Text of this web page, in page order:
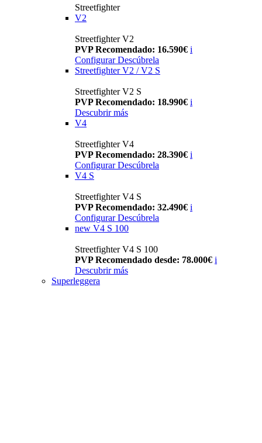
Streetfighter
V2
Streetfighter V2
PVP Recomendado: 16.590€ i
Configurar Descúbrela
Streetfighter V2 / V2 S
Streetfighter V2 S
PVP Recomendado: 18.990€ i
Descubrir más
V4
Streetfighter V4
PVP Recomendado: 28.390€ i
Configurar Descúbrela
V4 S
Streetfighter V4 S
PVP Recomendado: 32.490€ i
Configurar Descúbrela
new V4 S 100
Streetfighter V4 S 100
PVP Recomendado desde: 78.000€ i
Descubrir más
Superleggera